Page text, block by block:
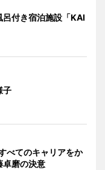
付き宿泊施設「KAI
子
べてのキャリアをか
磨の決意